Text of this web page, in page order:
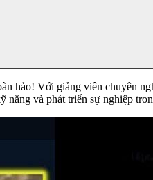
hảo! Với giảng viên chuyên
năng và phát triển sự nghiệp